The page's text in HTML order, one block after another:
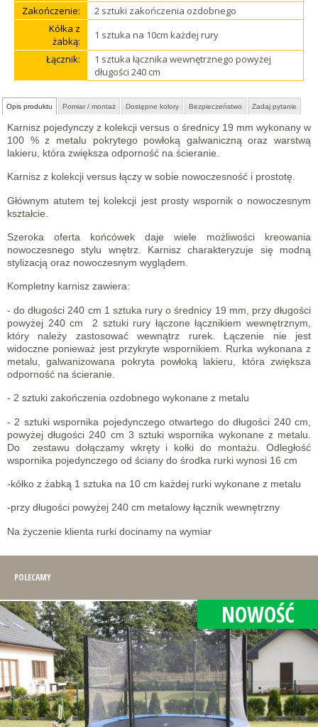
Zakończenie:
2 sztuki zakończenia ozdobnego
Kółka z
żabką:
1 sztuka na 10cm każdej rury
Łącznik:
1 sztuka łącznika wewnętrznego powyżej
długości 240 cm
Opis produktu Pomiar / montaż Dostępne kolory Bezpieczeństwo Zadaj pytanie
Karnisz pojedynczy z kolekcji versus o średnicy 19 mm wykonany w
100 %z metalu pokrytego powłoką galwaniczną oraz warstwą
lakieru, która zwiększa odporność na ścieranie.
Karnisz z kolekcji versus łączy w sobie nowoczesność i prostotę.
Głównym atutem tej kolekcji jest prosty wspornik o nowoczesnym
kształcie.
Szeroka oferta końcówek daje wiele możliwości kreowania
nowoczesnego stylu wnętrz. Karnisz charakteryzuje się modną
stylizacją oraz nowoczesnym wyglądem.
Kompletny karnisz zawiera:
- do długości 240 cm 1 sztuka rury o średnicy 19 mm, przy długości
powyżej 240 cm 2 sztuki rury łączone łącznikiem wewnętrznym,
który należy zastosować wewnątrz rurek. Łączenie nie jest
widoczne ponieważ jest przykryte wspornikiem. Rurka wykonana z
metalu, galwanizowana pokryta powłoką lakieru, która zwiększa
odporność na ścieranie.
- 2 sztuki zakończenia ozdobnego wykonane z metalu
- 2 sztuki wspornika pojedynczego otwartego do długości 240 cm,
powyżej długości 240 cm 3 sztuki wspornika wykonane z metalu.
Do zestawu dołączamy wkręty i kołki do montażu. Odległość
wspornika pojedynczego od ściany do środka rurki wynosi 16 cm
-kółko z żabką 1 sztuka na 10 cm każdej rurki wykonane z metalu
-przy długości powyżej 240 cm metalowy łącznik wewnętrzny
Na życzenie klienta rurki docinamy na wymiar
POLECAMY
NOWOŚĆ